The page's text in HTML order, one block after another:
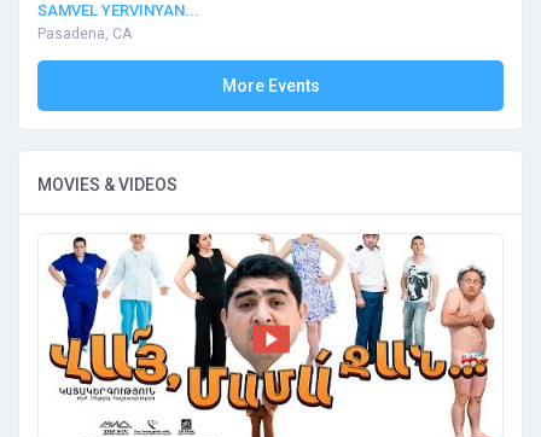
SAMVEL YERVINYAN...
Pasadena, CA
More Events
MOVIES & VIDEOS